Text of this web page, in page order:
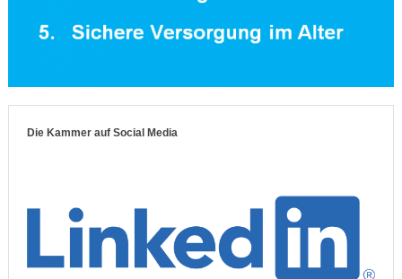
Die Kammer auf Social Media